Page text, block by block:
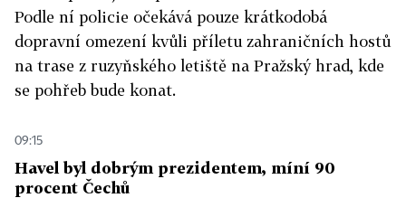
Podle ní policie očekává pouze krátkodobá
dopravní omezení kvůli příletu zahraničních hostů
na trase z ruzyňského letiště na Pražský hrad, kde
se pohřeb bude konat.
09:15
Havel byl dobrým prezidentem, míní 90
procent Čechů